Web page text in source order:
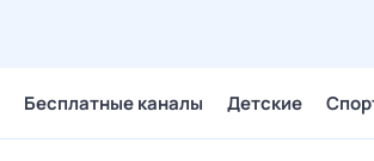
Бесплатные каналы Детские